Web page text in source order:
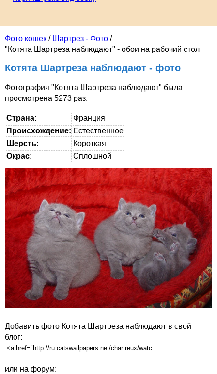
Фото кошек / Шартрез - Фото /
"Котята Шартреза наблюдают" - обои на рабочий стол
Котята Шартреза наблюдают - фото
Фотография "Котята Шартреза наблюдают" была
просмотрена 5273 раз.
Страна:
Франция
Происхождение: Естественное
Шерсть:
Короткая
Окрас:
Сплошной
Добавить фото Котята Шартреза наблюдают в свой
блог:
или на форум: